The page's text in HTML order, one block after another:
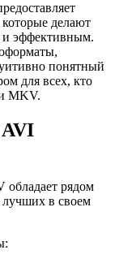
делают
и эффективным.
понятный
для всех, кто
MKV.
рядом
лучших в своем